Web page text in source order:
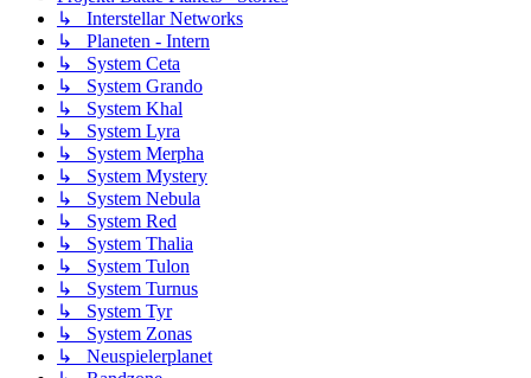
↳ Interstellar Networks
↳ Planeten - Intern
↳ System Ceta
↳ System Grando
↳ System Khal
↳ System Lyra
↳ System Merpha
↳ System Mystery
↳ System Nebula
↳ System Red
↳ System Thalia
↳ System Tulon
↳ System Turnus
↳ System Tyr
↳ System Zonas
↳ Neuspielerplanet